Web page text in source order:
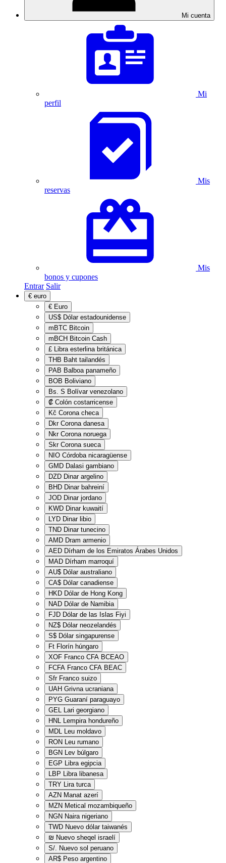
Mi cuenta
Mi
perfil
Mis
reservas
Mis
bonos y cupones
Entrar Salir
€ euro
€ Euro
US$ Dólar estadounidense
mBTC Bitcoin
mBCH Bitcoin Cash
£ Libra esterlina británica
THB Baht tailandés
PAB Balboa panameño
BOB Boliviano
Bs. S Bolívar venezolano
₡ Colón costarricense
Kč Corona checa
Dkr Corona danesa
Nkr Corona noruega
Skr Corona sueca
NIO Córdoba nicaragüense
GMD Dalasi gambiano
DZD Dinar argelino
BHD Dinar bahreiní
JOD Dinar jordano
KWD Dinar kuwaití
LYD Dinar libio
TND Dinar tunecino
AMD Dram armenio
AED Dírham de los Emiratos Árabes Unidos
MAD Dírham marroquí
AU$ Dólar australiano
CA$ Dólar canadiense
HKD Dólar de Hong Kong
NAD Dólar de Namibia
FJD Dólar de las Islas Fiyi
NZ$ Dólar neozelandés
S$ Dólar singapurense
Ft Florín húngaro
XOF Franco CFA BCEAO
FCFA Franco CFA BEAC
Sfr Franco suizo
UAH Grivna ucraniana
PYG Guaraní paraguayo
GEL Lari georgiano
HNL Lempira hondureño
MDL Leu moldavo
RON Leu rumano
BGN Lev búlgaro
EGP Libra egipcia
LBP Libra libanesa
TRY Lira turca
AZN Manat azerí
MZN Metical mozambiqueño
NGN Naira nigeriano
TWD Nuevo dólar taiwanés
₪ Nuevo sheqel israelí
S/. Nuevo sol peruano
AR$ Peso argentino